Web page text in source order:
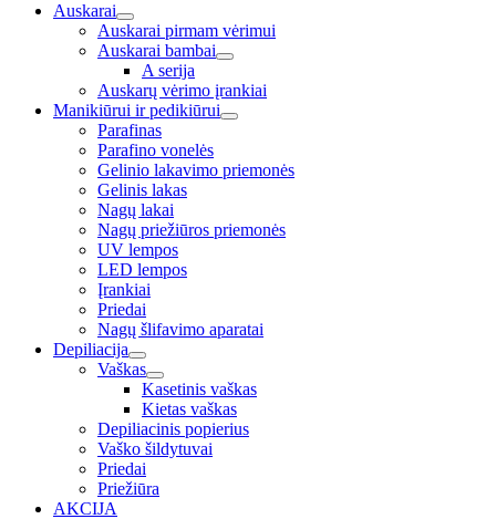
Auskarai
Auskarai pirmam vėrimui
Auskarai bambai
A serija
Auskarų vėrimo įrankiai
Manikiūrui ir pedikiūrui
Parafinas
Parafino vonelės
Gelinio lakavimo priemonės
Gelinis lakas
Nagų lakai
Nagų priežiūros priemonės
UV lempos
LED lempos
Įrankiai
Priedai
Nagų šlifavimo aparatai
Depiliacija
Vaškas
Kasetinis vaškas
Kietas vaškas
Depiliacinis popierius
Vaško šildytuvai
Priedai
Priežiūra
AKCIJA